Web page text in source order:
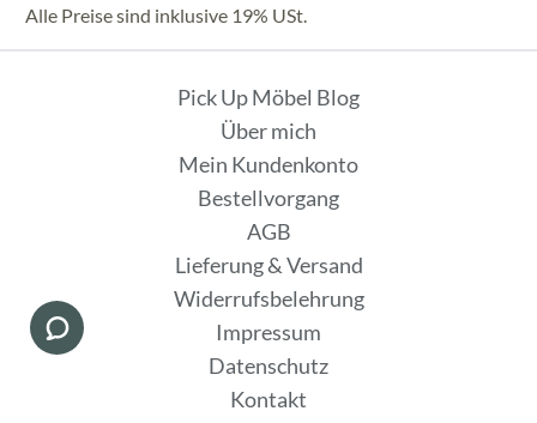
Alle Preise sind inklusive 19% USt.
Pick Up Möbel Blog
Über mich
Mein Kundenkonto
Bestellvorgang
AGB
Lieferung & Versand
Widerrufsbelehrung
Impressum
Datenschutz
Kontakt